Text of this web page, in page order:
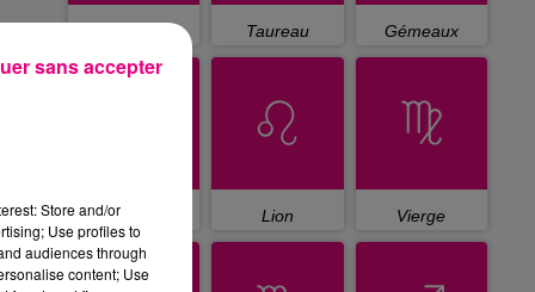
Taureau Gémeaux
Cancer Lion Vierge
Store and/or
Use profiles to
audiences through
content; Use
sans accepter